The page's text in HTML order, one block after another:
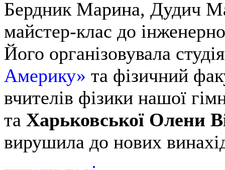
Бердник Марина, Дудич
майстер-клас до
Його організовувала
Америку» та фізичний
вчителів фізики нашої
та Харьковської Олени
вирушила до нових